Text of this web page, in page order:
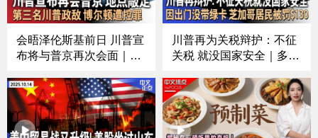
会晤泽伦斯基前日 川普宣
布将与普京再次会面｜芝
官对ICE特工下新命令｜
第三名川普政敌 前国安顾
问博尔顿遭控罪｜涉下药
侵犯多人 南加大中国留学
川普再为关税辩护：不征
关税 就没国家安全｜多家
俄领空”损公众利益｜美中
贸易紧张再升级 川普内阁
指责中国经济胁迫｜出门
没带绿卡 芝加哥居民被罚